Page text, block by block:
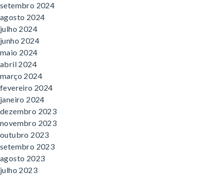
setembro 2024
agosto 2024
julho 2024
junho 2024
maio 2024
abril 2024
março 2024
fevereiro 2024
janeiro 2024
dezembro 2023
novembro 2023
outubro 2023
setembro 2023
agosto 2023
julho 2023